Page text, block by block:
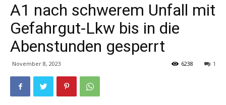
A1 nach schwerem Unfall mit
Gefahrgut-Lkw bis in die
Abenstunden gesperrt
November 8, 2023 1
6238